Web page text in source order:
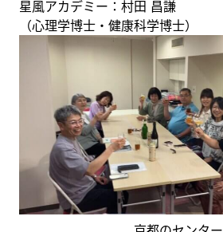
星風アカデミー：村田 昌謙
（心理学博士・健康科学博士）